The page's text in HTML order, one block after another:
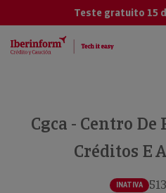
Teste gratuito 15
Cgca - Centro De
Créditos E
INATIVA